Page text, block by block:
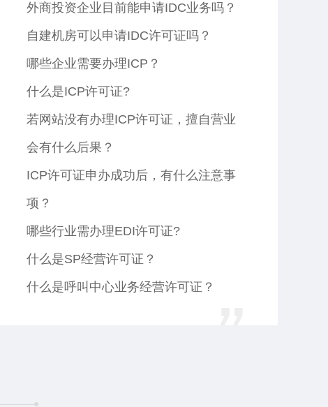
外商投资企业目前能申请IDC业务吗？
自建机房可以申请IDC许可证吗？
哪些企业需要办理ICP？
什么是ICP许可证?
若网站没有办理ICP许可证，擅自营业
会有什么后果？
ICP许可证申办成功后，有什么注意事
项？
哪些行业需办理EDI许可证?
什么是SP经营许可证？
什么是呼叫中心业务经营许可证？